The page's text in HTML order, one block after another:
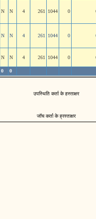
N N 4 261 1044 0
N N 4 261 1044 0
N N 4 261 1044 0
0 0
उपस्थिति कर्ता के हस्ताक्षर
जॉच कर्ता के ह्रस्ताक्षर